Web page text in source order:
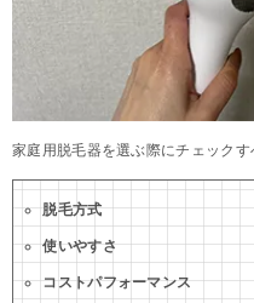
家庭用脱毛器を選ぶ際にチェックす
脱毛方式
使いやすさ
コストパフォーマンス